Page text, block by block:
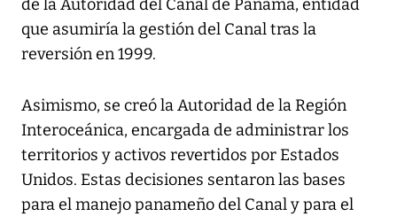
de la Autoridad del Canal de Panamá, entidad
que asumiría la gestión del Canal tras la
reversión en 1999.
Asimismo, se creó la Autoridad de la Región
Interoceánica, encargada de administrar los
territorios y activos revertidos por Estados
Unidos. Estas decisiones sentaron las bases
para el manejo panameño del Canal y para el